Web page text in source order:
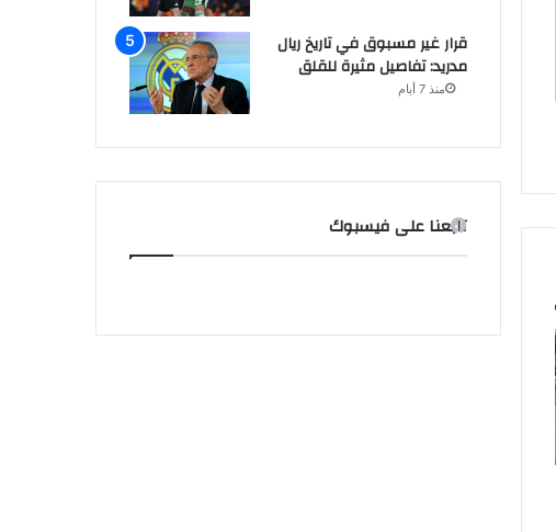
قرار غير مسبوق في تاريخ ريال
مدريد: تفاصيل مثيرة للقلق
منذ 7 أيام
تابعنا على فيسبوك